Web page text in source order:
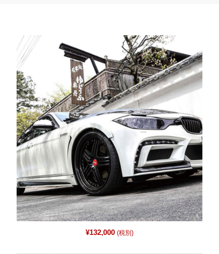
¥132,000(税別)